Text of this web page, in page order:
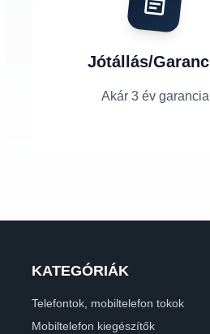
Jótállás/
Akár 3 év garancia
KATEGÓRIÁK
Telefontok, mobiltelefon tokok
Mobiltelefon kiegészítők